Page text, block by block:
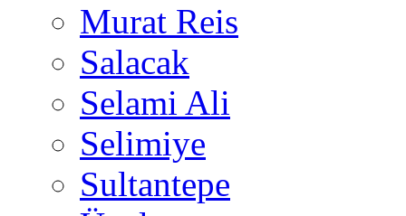
Murat Reis
Salacak
Selami Ali
Selimiye
Sultantepe